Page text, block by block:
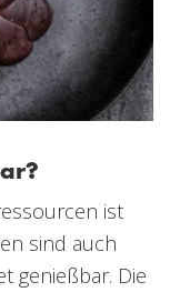
ist
sind auch
genießbar. Die